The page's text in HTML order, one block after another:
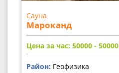
Сауна
Мароканд
Цена за час: 50000 - 50000
Район: Геофизика